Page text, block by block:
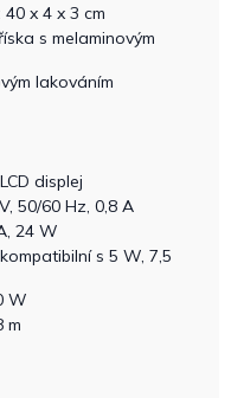
x 4 x 3 cm
s melaminovým
lakováním
displej
50/60 Hz, 0,8 A
24 W
s 5 W, 7,5
W
m